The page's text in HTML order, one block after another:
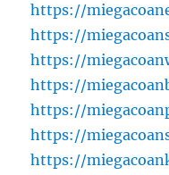
https://
https://
https://
https://
https://
https://
https://